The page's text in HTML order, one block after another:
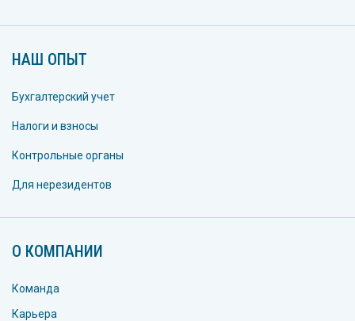
О КОМПАНИИ
Команда
Карьера
НАШ ОПЫТ
Бухгалтерский учет
Налоги и взносы
Контрольные органы
Для нерезидентов